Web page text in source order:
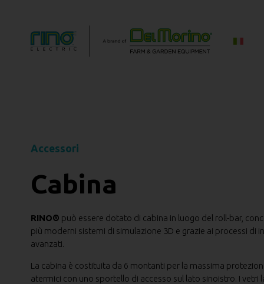
Accessori
Cabina
RINO® può essere dotato di cabina in luogo del roll-bar,
più moderni sistemi di simulazione 3D e grazie ai processi di
avanzati.
La cabina è costituita da 6 montanti per la massima
atermici con uno sportello di accesso sul lato sinoistro. I vetri